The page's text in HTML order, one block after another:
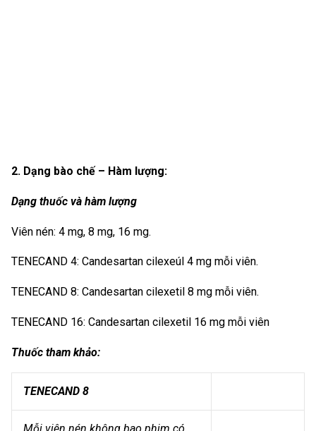
2. Dạng bào chế – Hàm lượng:
Dạng thuốc và hàm lượng
Viên nén: 4 mg, 8 mg, 16 mg.
TENECAND 4: Candesartan cilexeúl 4 mg mỗi viên.
TENECAND 8: Candesartan cilexetil 8 mg mỗi viên.
TENECAND 16: Candesartan cilexetil 16 mg mỗi viên
Thuốc tham khảo:
TENECAND 8
Mỗi viên nén không bao phim có